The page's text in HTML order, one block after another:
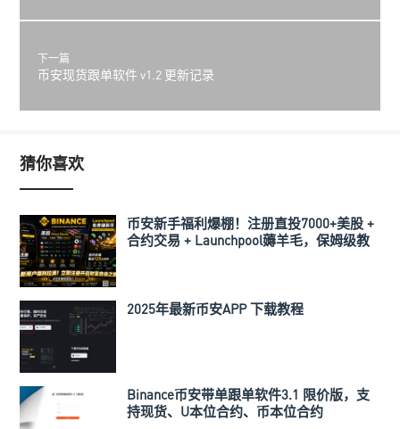
下一篇
币安现货跟单软件 v1.2 更新记录
猜你喜欢
币安新手福利爆棚！注册直投7000+美股 +
合约交易 + Launchpool薅羊毛，保姆级教
2025年最新币安APP 下载教程
Binance币安带单跟单软件3.1 限价版，支
持现货、U本位合约、币本位合约